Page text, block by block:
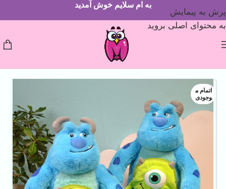
پرش به پیمایش
به محتوای اصلی بروید
به ام سلایم خوش آمدید
اتمام م
وجودی